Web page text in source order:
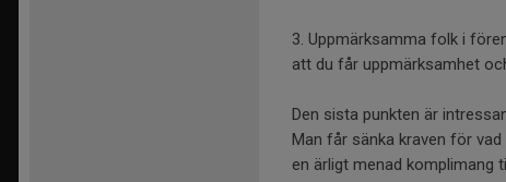
3. Uppmärksamma folk i
att du får uppmärksamhet
Den sista punkten är
Man får sänka kraven för
en ärligt menad komplimang